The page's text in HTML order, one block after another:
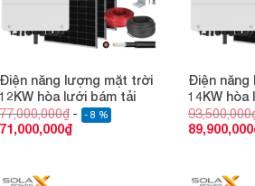
Điện năng lượng mặt trời
12KW hòa lưới bám tải
₫ - 8 %
71,000,000₫
Điện
14KW
93,500,000
89,900,000